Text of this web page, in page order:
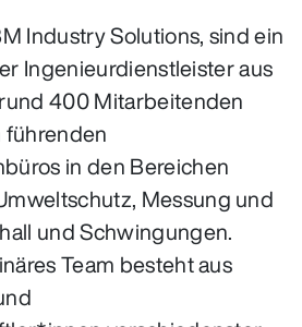
Industry Solutions, sind ein
Ingenieurdienstleister aus
400 Mitarbeitenden
in den Bereichen
Messung und
und Schwingungen.
Team besteht aus